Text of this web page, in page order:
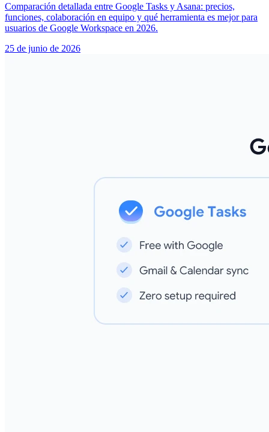
Comparación detallada entre Google Tasks y Asana: precios,
funciones, colaboración en equipo y qué herramienta es mejor para
usuarios de Google Workspace en 2026.
25 de junio de 2026